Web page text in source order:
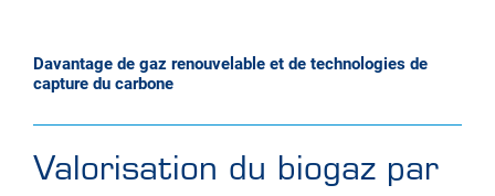
Davantage de gaz renouvelable et de technologies de
capture du carbone
Valorisation du biogaz par